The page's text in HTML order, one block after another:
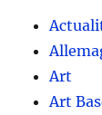
Art
Art